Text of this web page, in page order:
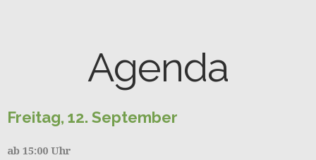
Agenda
Freitag, 12. September
ab 15:00 Uhr